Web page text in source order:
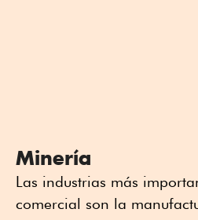
Minería
Las industrias más
comercial son la